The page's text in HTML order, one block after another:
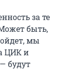
за те
быть,
мы
ЦИК и
будут